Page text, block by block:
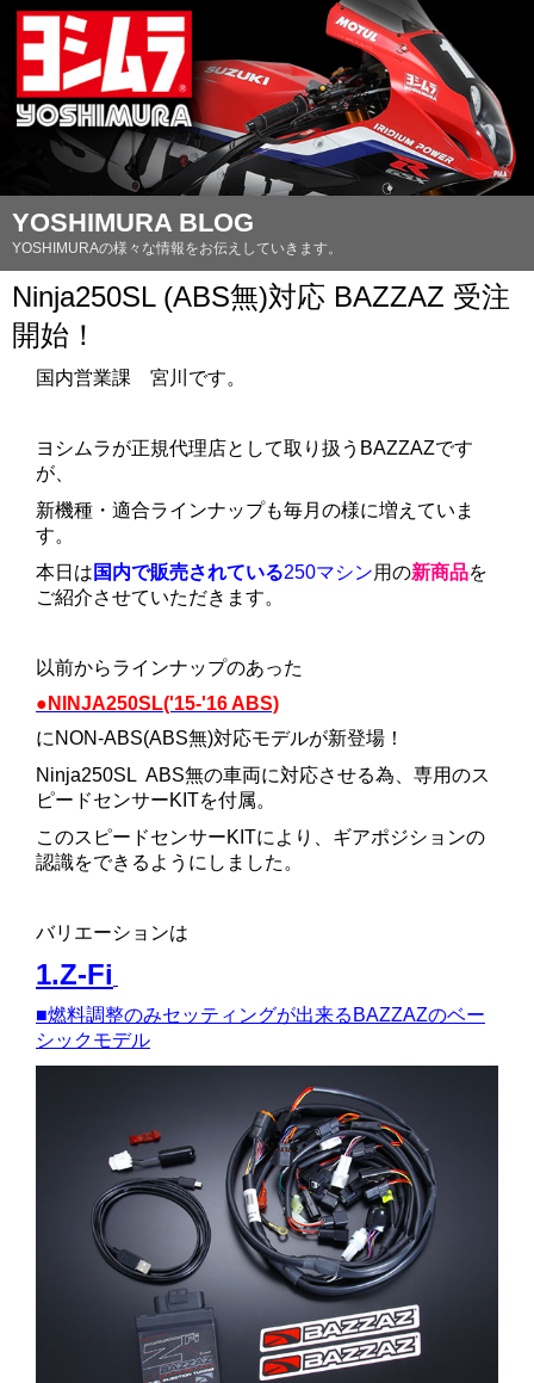
YOSHIMURA BLOG
YOSHIMURAの様々な情報をお伝えしていきます。
Ninja250SL (ABS無)対応 BAZZAZ 受注
開始！
国内営業課 宮川です。
ヨシムラが正規代理店として取り扱うBAZZAZです
が、
新機種・適合ラインナップも毎月の様に増えていま
す。
本日は 国内で販売されている250マシン用の新商品を
ご紹介させていただきます。
以前からラインナップのあった
●NINJA250SL('15-'16 ABS)
にNON-ABS(ABS無)対応モデルが新登場！
Ninja250SL ABS無の車両に対応させる為、専用のス
ピードセンサーKITを付属。
このスピードセンサーKITにより、ギアポジションの
認識をできるようにしました。
バリエーションは
1.Z-Fi
■燃料調整のみセッティングが出来るBAZZAZのベー
シックモデル